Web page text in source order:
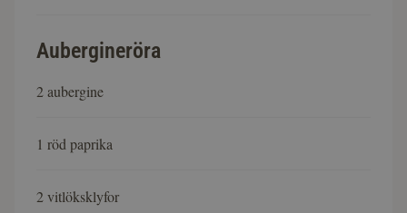
Aubergineröra
2 aubergine
1 röd paprika
2 vitlöksklyfor